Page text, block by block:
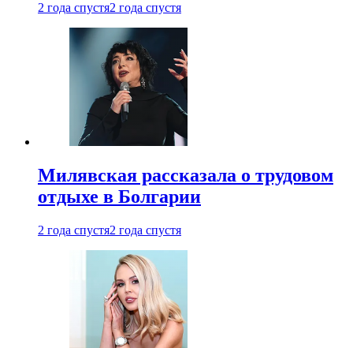
2 года спустя2 года спустя
Милявская рассказала о трудовом
отдыхе в Болгарии
2 года спустя2 года спустя